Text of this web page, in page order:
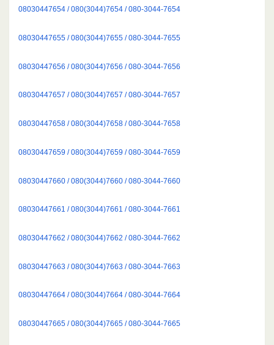
08030447654 / 080(3044)7654 / 080-3044-7654
08030447655 / 080(3044)7655 / 080-3044-7655
08030447656 / 080(3044)7656 / 080-3044-7656
08030447657 / 080(3044)7657 / 080-3044-7657
08030447658 / 080(3044)7658 / 080-3044-7658
08030447659 / 080(3044)7659 / 080-3044-7659
08030447660 / 080(3044)7660 / 080-3044-7660
08030447661 / 080(3044)7661 / 080-3044-7661
08030447662 / 080(3044)7662 / 080-3044-7662
08030447663 / 080(3044)7663 / 080-3044-7663
08030447664 / 080(3044)7664 / 080-3044-7664
08030447665 / 080(3044)7665 / 080-3044-7665